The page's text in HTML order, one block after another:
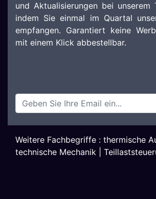
und Aktualisierungen bei unserem
indem Sie einmal im Quartal
empfangen. Garantiert keine
mit einem Klick abbestellbar.
Weitere Fachbegriffe : thermische
technische Mechanik